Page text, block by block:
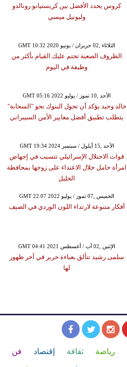
كروس يحدد الأفضل بين كريستيانو رونالدو
وليونيل ميسي
GMT 10:32 2020 الثلاثاء ,02 حزيران / يونيو
الظروف الصعبة تحتم عليك القيام بأكثر من
وظيفة في اليوم
GMT 05:16 2022 الأحد ,10 تموز / يوليو
خالد وحيد يؤكد أن تحول البنوك نحو "السحابة"
يتطلب تطبيق أفضل معايير الأمن السيبراني
GMT 19:34 2024 الأحد ,15 أيلول / سبتمبر
قوات الاحتلال الإسرائيلي تتسبب في إجهاض
امرأة حامل خلال الاعتداء على زوجها بمحافظة
الخليل
GMT 22:07 2022 الخميس ,07 تموز / يوليو
أفكار متنوعة لارتداء اللون الوردي في الصيف
GMT 04:41 2021 الإثنين ,02 آب / أغسطس
سلمى رشيد تتألق بعباءة حرير في آخر ظهور
لها
رياضة ثقافة إقتصاد فن